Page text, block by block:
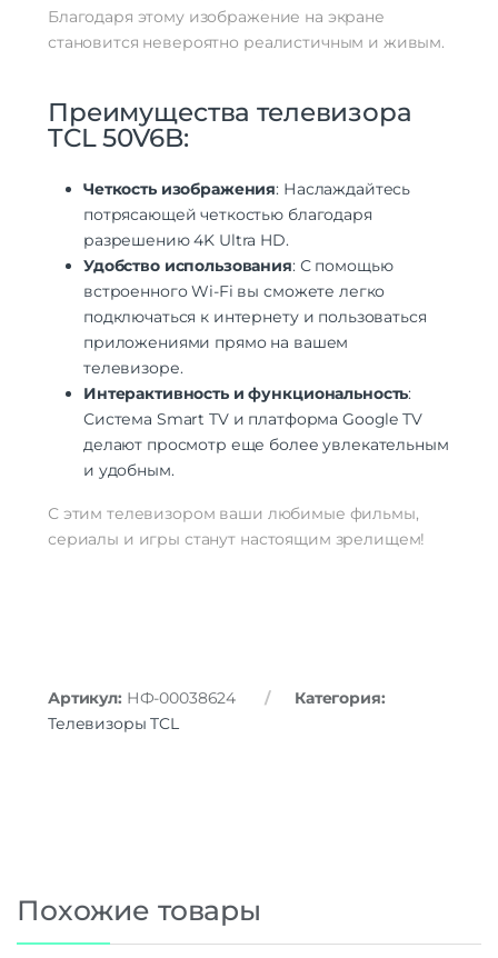
Благодаря этому изображение на экране
становится невероятно реалистичным и живым.
Преимущества телевизора
TCL 50V6B:
Четкость изображения: Наслаждайтесь
потрясающей четкостью благодаря
разрешению 4K Ultra HD.
Удобство использования: С помощью
встроенного Wi-Fi вы сможете легко
подключаться к интернету и пользоваться
приложениями прямо на вашем
телевизоре.
Интерактивность и функциональность:
Система Smart TV и платформа Google TV
делают просмотр еще более увлекательным
и удобным.
С этим телевизором ваши любимые фильмы,
сериалы и игры станут настоящим зрелищем!
Артикул: НФ-00038624
Категория:
Телевизоры TCL
Похожие товары